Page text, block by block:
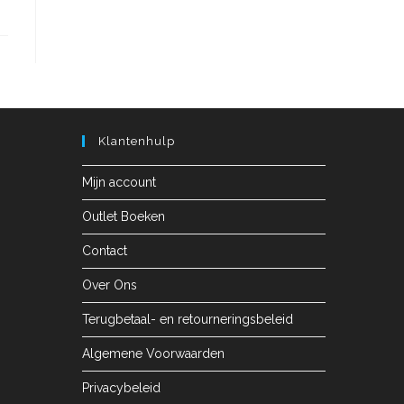
Klantenhulp
Mijn account
Outlet Boeken
Contact
Over Ons
Terugbetaal- en retourneringsbeleid
Algemene Voorwaarden
Privacybeleid